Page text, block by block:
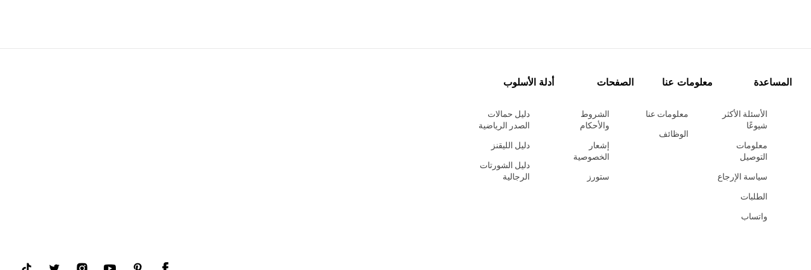
المساعدة
الأسئلة الأكثر
شيوعًا
معلومات
التوصيل
سياسة الإرجاع
الطلبات
واتساب
معلومات عنا
معلومات عنا
الوظائف
الصفحات
الشروط
والأحكام
إشعار
الخصوصية
ستورز
أدلة الأسلوب
دليل حمالات
الصدر الرياضية
دليل الليقنز
دليل الشورتات
الرجالية